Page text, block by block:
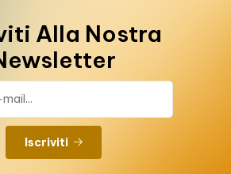
Alla Nostra
Iscriviti